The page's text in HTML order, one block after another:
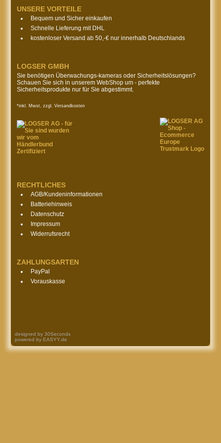
UNSERE VORTEILE
Bequem und Sicher einkaufen
Schnelle Lieferung mit DHL
kostenloser Versand ab 50,-€ nur innerhalb Deutschlands
LOGSER GMBH
Sie benötigen Überwachungs-kameras oder Sicherheitslösungen?
Schauen Sie sich in unserem WebShop um - perfekte
Sicherheitsprodukte nur für Sie abgestimmt.
*inkl. Mwst, zzgl. Versandkosten
RECHTLICHES
AGB/Kundeninformationen
Batteriehinweis
Datenschutz
Impressum
Widerrufsrecht
ZAHLUNGSARTEN
PayPal
Vorauskasse
designed by30Seconds
powered byEASYY.de